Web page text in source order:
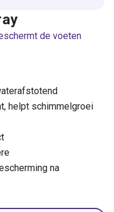
de voeten
helpt schimmelgroei
na